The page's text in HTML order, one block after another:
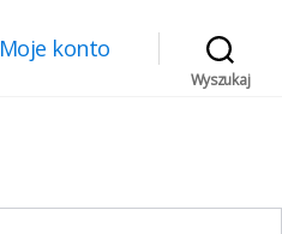
Moje konto
Wyszukaj